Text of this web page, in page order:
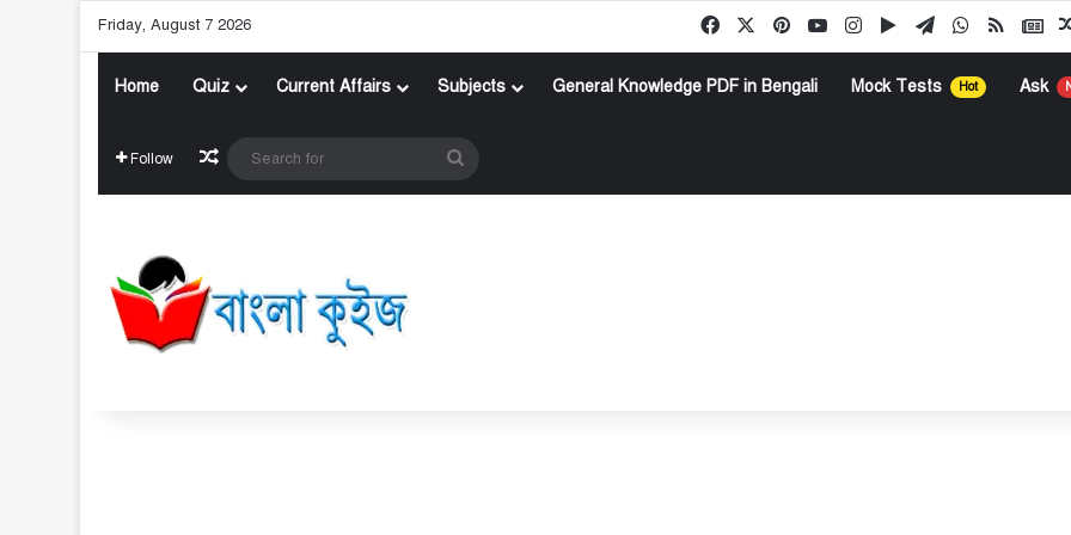
Friday, August 7 2026 FacebookPinterestYouTubeInstagramGoogle Play
TelegramWhatsApp
RSS
Home Quiz Current Affairs Subjects General Knowledge PDF in Bengali Mock Tests Hot Ask
Follow Random Article
for